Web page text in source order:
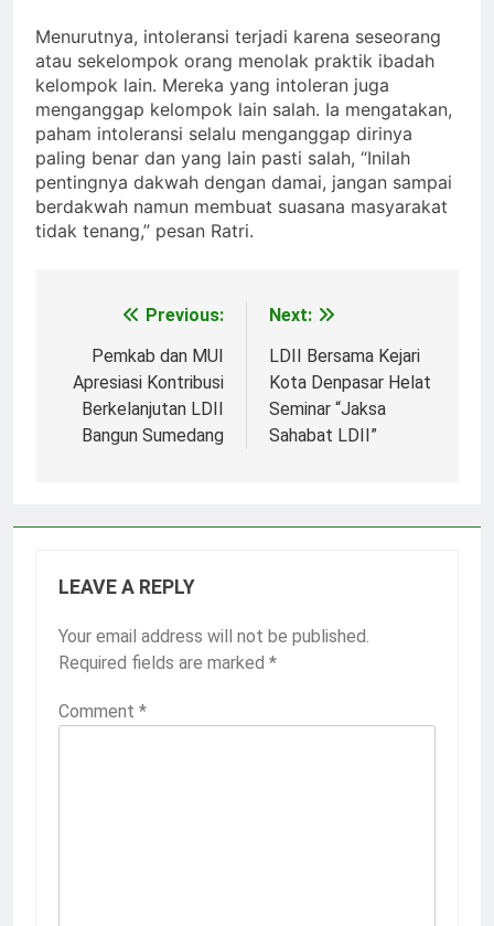
Menurutnya, intoleransi terjadi karena seseorang
atau sekelompok orang menolak praktik ibadah
kelompok lain. Mereka yang intoleran juga
menganggap kelompok lain salah. Ia mengatakan,
paham intoleransi selalu menganggap dirinya
paling benar dan yang lain pasti salah, “Inilah
pentingnya dakwah dengan damai, jangan sampai
berdakwah namun membuat suasana masyarakat
tidak tenang,” pesan Ratri.
navigation
Previous:
Pemkab dan MUI
Apresiasi Kontribusi
Berkelanjutan LDII
Bangun Sumedang
Next:
LDII Bersama Kejari
Kota Denpasar Helat
Seminar “Jaksa
Sahabat LDII”
LEAVE A REPLY
Your email address will not be published.
Required fields are marked *
Comment *